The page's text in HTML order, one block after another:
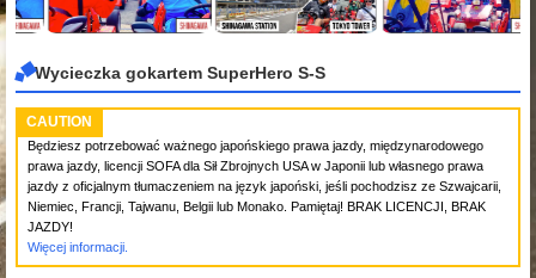
Wycieczka gokartem SuperHero S-S
CAUTION
Będziesz potrzebować ważnego japońskiego prawa jazdy, międzynarodowego
prawa jazdy, licencji SOFA dla Sił Zbrojnych USA w Japonii lub własnego prawa
jazdy z oficjalnym tłumaczeniem na język japoński, jeśli pochodzisz ze Szwajcarii,
Niemiec, Francji, Tajwanu, Belgii lub Monako. Pamiętaj! BRAK LICENCJI, BRAK
JAZDY!
Więcej informacji.